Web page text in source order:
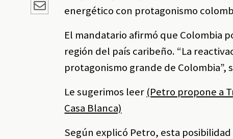
energético con protagonismo
El mandatario afirmó que Colombia
región del país caribeño. “La
protagonismo grande de Colombia”,
Le sugerimos leer (Petro propone a
Casa Blanca)
Según explicó Petro, esta